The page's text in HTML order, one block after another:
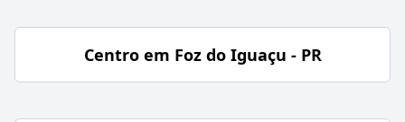
Centro em Foz do Iguaçu - PR